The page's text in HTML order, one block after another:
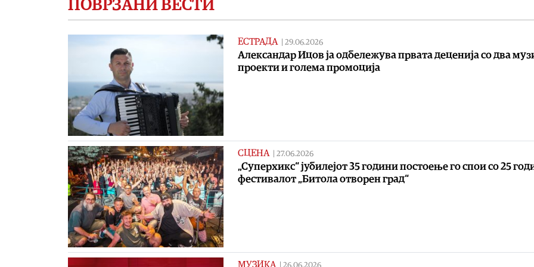
ПОВРЗАНИ ВЕСТИ
ЕСТРАДА | 29.06.2026
Александар Ицов ја одбележува првата деценија со два
проекти и голема промоција
СЦЕНА | 27.06.2026
„Суперхикс“ јубилејот 35 години постоење го спои со 25
фестивалот „Битола отворен град“
МУЗИКА | 26.06.2026